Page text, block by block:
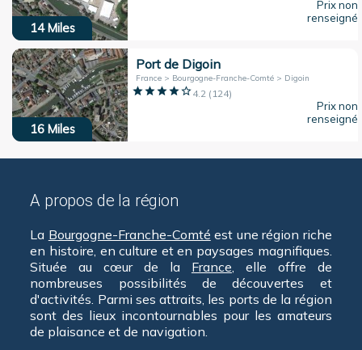
14 Miles
Prix non
renseigné
16 Miles
Port de Digoin
France > Bourgogne-Franche-Comté > Digoin
4.2( 124)
Prix non
renseigné
A propos de la région
La Bourgogne-Franche-Comté est une région riche
en histoire, en culture et en paysages magnifiques.
Située au cœur de la France, elle offre de
nombreuses possibilités de découvertes et
d'activités. Parmi ses attraits, les ports de la région
sont des lieux incontournables pour les amateurs
de plaisance et de navigation.